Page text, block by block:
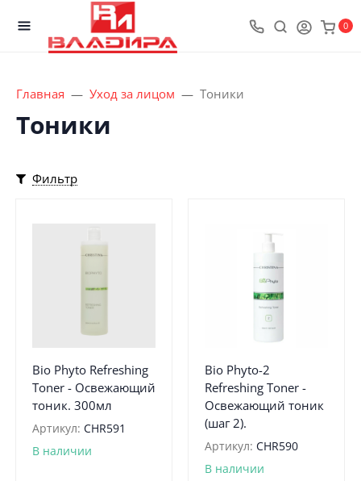
0
Главная Уход за лицом Тоники
Тоники
Фильтр
Bio Phyto Refreshing
Toner - Освежающий
тоник. 300мл
Артикул: CHR591
В наличии
Bio Phyto-2
Refreshing Toner -
Освежающий тоник
(шаг 2).
Артикул: CHR590
В наличии